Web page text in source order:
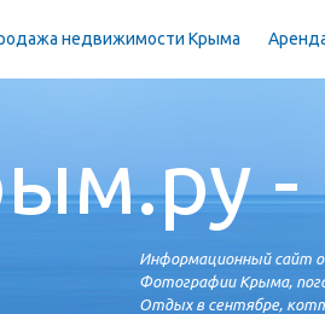
недвижимости Крыма
-
Информационный сайт
Фотографии Крыма,
Отдых в сентябре,